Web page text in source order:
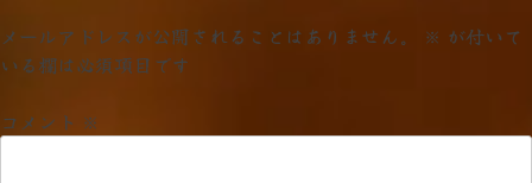
ビ
ー
メールアドレスが公開されることはありません。 ※ が付いて
いる欄は必須項目です
コメント ※